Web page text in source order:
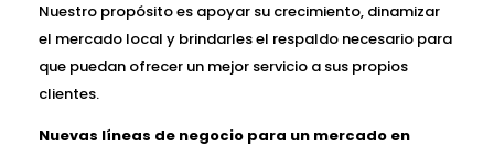
Nuestro propósito es apoyar su crecimiento, dinamizar
el mercado local y brindarles el respaldo necesario para
que puedan ofrecer un mejor servicio a sus propios
clientes.
Nuevas líneas de negocio para un mercado en